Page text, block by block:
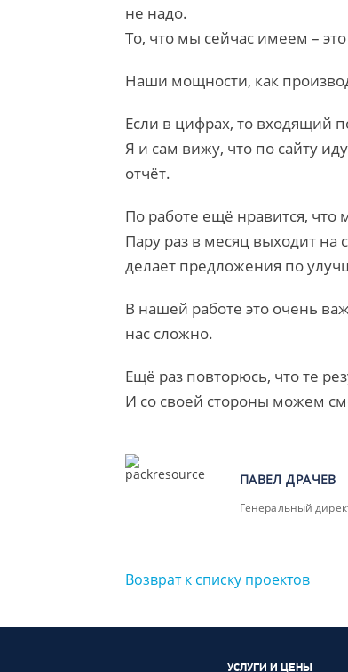
не надо.
То, что мы сейчас имеем –
Наши мощности, как
Если в цифрах, то входящий
Я и сам вижу, что по сайту
отчёт.
По работе ещё нравится,
Пару раз в месяц выходит на
делает предложения по
В нашей работе это очень
нас сложно.
Ещё раз повторюсь, что те
И со своей стороны можем
ПАВЕЛ ДРАЧЕВ
Генеральный
Возврат к списку проектов
УСЛУГИ И ЦЕНЫ